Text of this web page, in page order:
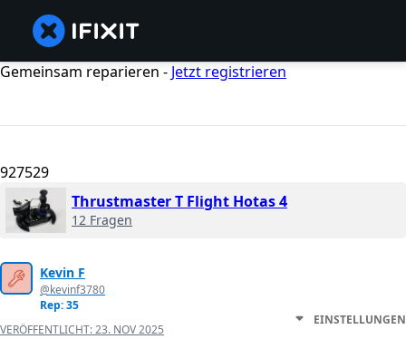
Gemeinsam reparieren - Jetzt registrieren
927529
Thrustmaster T Flight Hotas 4
12 Fragen
Kevin F
@kevinf3780
Rep: 35
VERÖFFENTLICHT:23. NOV 2025
EINSTELLUNGEN